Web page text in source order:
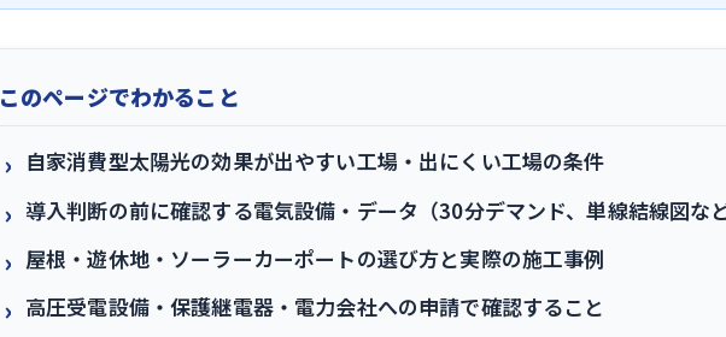
このページでわかること
自家消費型太陽光の効果が出やすい工場・出にくい工場の条件
導入判断の前に確認する電気設備・データ（30分デマンド、単線結線図な
屋根・遊休地・ソーラーカーポートの選び方と実際の施工事例
高圧受電設備・保護継電器・電力会社への申請で確認すること